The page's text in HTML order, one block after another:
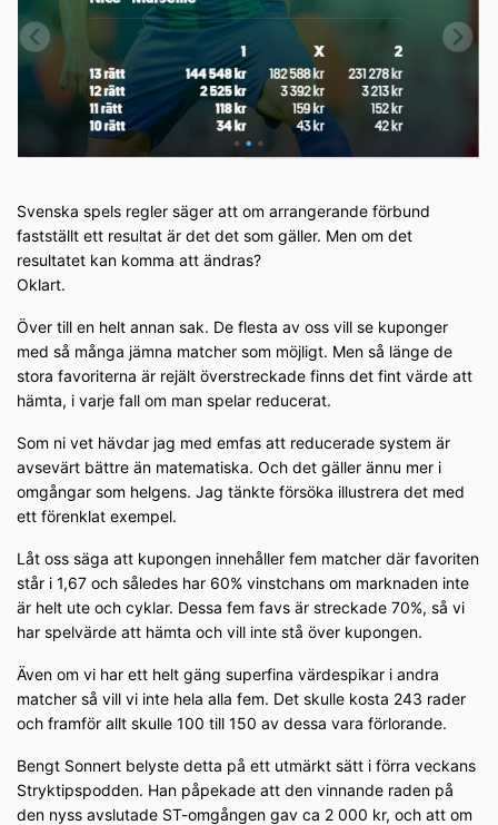
Svenska spels regler säger att om arrangerande förbund
fastställt ett resultat är det det som gäller. Men om det
resultatet kan komma att ändras?
Oklart.
Över till en helt annan sak. De flesta av oss vill se kuponger
med så många jämna matcher som möjligt. Men så länge de
stora favoriterna är rejält överstreckade finns det fint värde att
hämta, i varje fall om man spelar reducerat.
Som ni vet hävdar jag med emfas att reducerade system är
avsevärt bättre än matematiska. Och det gäller ännu mer i
omgångar som helgens. Jag tänkte försöka illustrera det med
ett förenklat exempel.
Låt oss säga att kupongen innehåller fem matcher där favoriten
står i 1,67 och således har 60% vinstchans om marknaden inte
är helt ute och cyklar. Dessa fem favs är streckade 70%, så vi
har spelvärde att hämta och vill inte stå över kupongen.
Även om vi har ett helt gäng superfina värdespikar i andra
matcher så vill vi inte hela alla fem. Det skulle kosta 243 rader
och framför allt skulle 100 till 150 av dessa vara förlorande.
Bengt Sonnert belyste detta på ett utmärkt sätt i förra veckans
Stryktipspodden. Han påpekade att den vinnande raden på
den nyss avslutade ST-omgången gav ca 2 000 kr, och att om